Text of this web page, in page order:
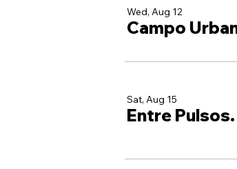
Wed, Aug 12
Campo
Sat, Aug 15
Entre